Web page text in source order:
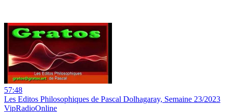
57:48
Les Editos Philosophiques de Pascal Dolhagaray, Semaine 23/2023
VipRadioOnline